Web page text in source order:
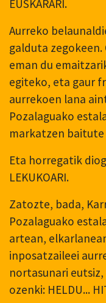
EUSKARARI.
Aurreko
galduta
eman du
egiteko, eta gaur
aurrekoen lana
Pozalaguako
markatzen
Eta horregatik
LEKUKOARI.
Zatozte, bada,
Pozalaguako
artean,
inposatzaileei
nortasunari eutsiz,
ozenki: HELDU...